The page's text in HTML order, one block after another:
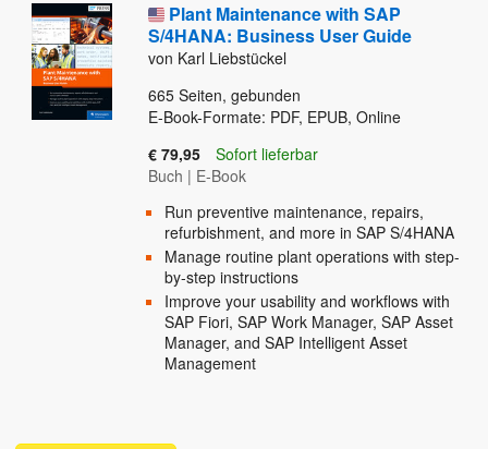
Plant Maintenance with SAP
S/4HANA: Business User Guide
von Karl Liebstückel
665 Seiten, gebunden
E-Book-Formate: PDF, EPUB, Online
€ 79,95
Sofort lieferbar
Buch | E-Book
Run preventive maintenance, repairs,
refurbishment, and more in SAP S/4HANA
Manage routine plant operations with step-
by-step instructions
Improve your usability and workflows with
SAP Fiori, SAP Work Manager, SAP Asset
Manager, and SAP Intelligent Asset
Management